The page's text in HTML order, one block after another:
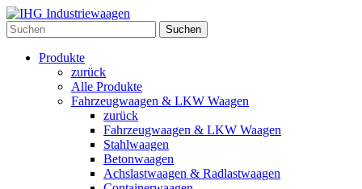
Suchen
Produkte
zurück
Alle Produkte
Fahrzeugwaagen & LKW Waagen
zurück
Fahrzeugwaagen & LKW Waagen
Stahlwaagen
Betonwaagen
Achslastwaagen & Radlastwaagen